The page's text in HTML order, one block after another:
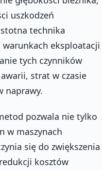
uszkodzeń
technika
warunkach eksploatacji
tych czynników
strat w czasie
naprawy.
pozwala nie tylko
w maszynach
się do zwiększenia
kosztów